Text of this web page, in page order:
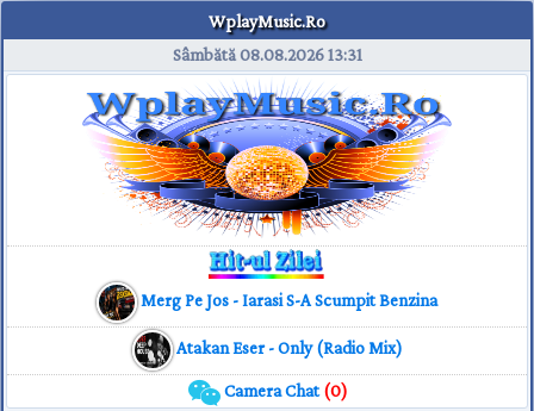
WplayMusic.Ro
Sâmbătă 08.08.202613:31
Merg Pe Jos - Iarasi S-A Scumpit Benzina
Atakan Eser - Only (Radio Mix)
Camera Chat(0)